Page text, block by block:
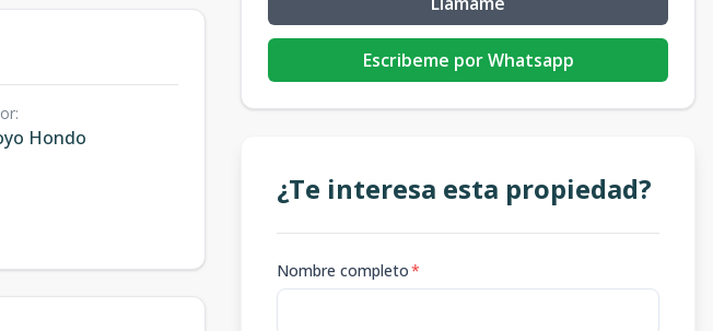
:
Hondo
Escribeme por Whatsapp
¿Te interesa esta propiedad?
Nombre completo*